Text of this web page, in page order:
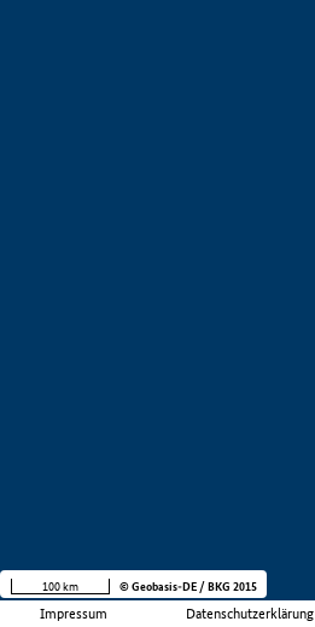
Impressum Datenschutzerklärung
100 km © Geobasis-DE / BKG 2015